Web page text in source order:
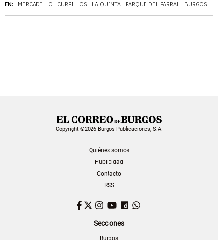
EN: MERCADILLO CURPILLOS LA QUINTA PARQUE DEL PARRAL BURGOS
Copyright ©2026 Burgos Publicaciones, S.A.
Quiénes somos
Publicidad
Contacto
RSS
Facebook
TwitterInstagram
YouTubeDailymotion
Secciones
Burgos